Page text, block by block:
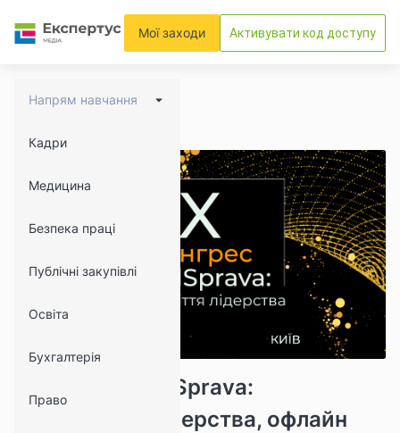
Мої заходи Активувати код доступу
Напрям навчання
Кадри
Медицина
Безпека праці
Публічні закупівлі
Освіта
Бухгалтерія
Право
Х Конгрес MedSprava:
десятиліття лідерства, офлайн
20442